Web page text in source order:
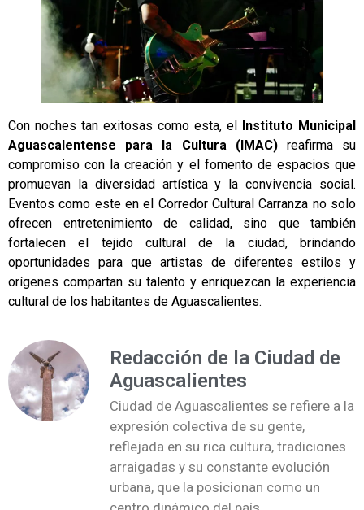
Con noches tan exitosas como esta, el Instituto Municipal
Aguascalentense para la Cultura (IMAC)reafirma su
compromiso con la creación y el fomento de espacios que
promuevan la diversidad artística y la convivencia social.
Eventos como este en el Corredor Cultural Carranza no solo
ofrecen entretenimiento de calidad, sino que también
fortalecen el tejido cultural de la ciudad, brindando
oportunidades para que artistas de diferentes estilos y
orígenes compartan su talento y enriquezcan la experiencia
cultural de los habitantes de Aguascalientes.
Redacción de la Ciudad de
Aguascalientes
Ciudad de Aguascalientes se refiere a la
expresión colectiva de su gente,
reflejada en su rica cultura, tradiciones
arraigadas y su constante evolución
urbana, que la posicionan como un